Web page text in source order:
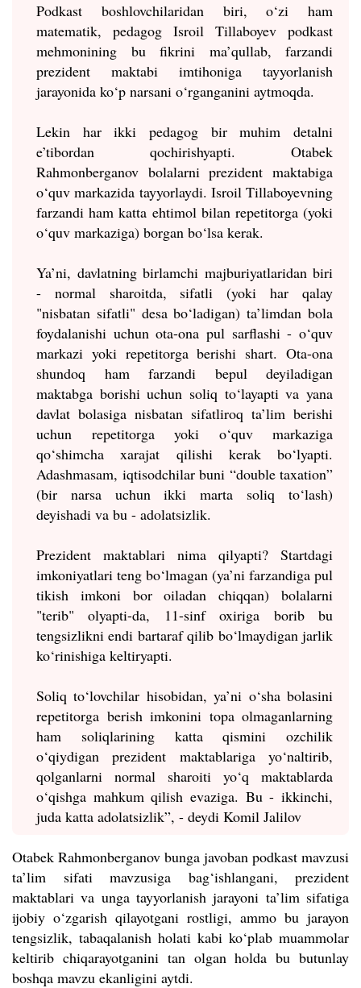
Podkast boshlovchilaridan biri, o‘zi ham
matematik, pedagog Isroil Tillaboyev podkast
mehmonining bu fikrini ma’qullab, farzandi
prezident maktabi imtihoniga tayyorlanish
jarayonida ko‘p narsani o‘rganganini aytmoqda.
Lekin har ikki pedagog bir muhim detalni
e’tibordan qochirishyapti. Otabek
Rahmonberganov bolalarni prezident maktabiga
o‘quv markazida tayyorlaydi. Isroil Tillaboyevning
farzandi ham katta ehtimol bilan repetitorga (yoki
o‘quv markaziga) borgan bo‘lsa kerak.
Ya’ni, davlatning birlamchi majburiyatlaridan biri
- normal sharoitda, sifatli (yoki har qalay
"nisbatan sifatli" desa bo‘ladigan) ta’limdan bola
foydalanishi uchun ota-ona pul sarflashi - o‘quv
markazi yoki repetitorga berishi shart. Ota-ona
shundoq ham farzandi bepul deyiladigan
maktabga borishi uchun soliq to‘layapti va yana
davlat bolasiga nisbatan sifatliroq ta’lim berishi
uchun repetitorga yoki o‘quv markaziga
qo‘shimcha xarajat qilishi kerak bo‘lyapti.
Adashmasam, iqtisodchilar buni “double taxation”
(bir narsa uchun ikki marta soliq to‘lash)
deyishadi va bu - adolatsizlik.
Prezident maktablari nima qilyapti? Startdagi
imkoniyatlari teng bo‘lmagan (ya’ni farzandiga pul
tikish imkoni bor oiladan chiqqan) bolalarni
"terib" olyapti-da, 11-sinf oxiriga borib bu
tengsizlikni endi bartaraf qilib bo‘lmaydigan jarlik
ko‘rinishiga keltiryapti.
Soliq to‘lovchilar hisobidan, ya’ni o‘sha bolasini
repetitorga berish imkonini topa olmaganlarning
ham soliqlarining katta qismini ozchilik
o‘qiydigan prezident maktablariga yo‘naltirib,
qolganlarni normal sharoiti yo‘q maktablarda
o‘qishga mahkum qilish evaziga. Bu - ikkinchi,
juda katta adolatsizlik”, - deydi Komil Jalilov
Otabek Rahmonberganov bunga javoban podkast mavzusi
ta’lim sifati mavzusiga bag‘ishlangani, prezident
maktablari va unga tayyorlanish jarayoni ta’lim sifatiga
ijobiy o‘zgarish qilayotgani rostligi, ammo bu jarayon
tengsizlik, tabaqalanish holati kabi ko‘plab muammolar
keltirib chiqarayotganini tan olgan holda bu butunlay
boshqa mavzu ekanligini aytdi.